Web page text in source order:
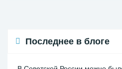
Последнее в блоге